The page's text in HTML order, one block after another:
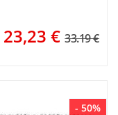
23,23 € 33.19 €
- 50%